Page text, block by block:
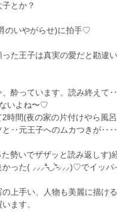
とか？
のいやがらせ)に拍手♡
った王子は真実の愛だと勘違
、酔っています。読み終えて
いよね〜♡
時間(夜の家の片付けやら風
と‥元王子へのムカつきが‥‥
勢いでザザッと読み返しす)
った( ⸝⸝⸝⁼̴́◡︎⁼̴̀⸝⸝⸝)♡でイッパ
上手い、人物も美麗に描け
ます。